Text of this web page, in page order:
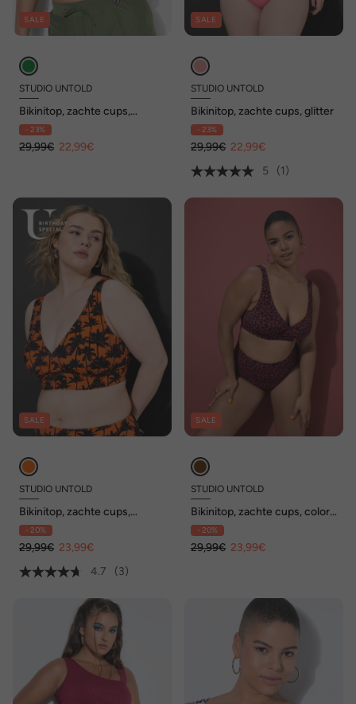
SALE
STUDIO UNTOLD
Bikinitop, zachte cups,
racerback
- 23%
29,99€ 22,99€
SALE
STUDIO UNTOLD
Bikinitop, zachte cups, glitter
- 23%
29,99€ 22,99€
5
(1)
SALE
STUDIO UNTOLD
Bikinitop, zachte cups,
palmprint
- 20%
29,99€ 23,99€
4.7
(3)
SALE
STUDIO UNTOLD
Bikinitop, zachte cups, color
luipaardprint, gedrapeerd
- 20%
29,99€ 23,99€